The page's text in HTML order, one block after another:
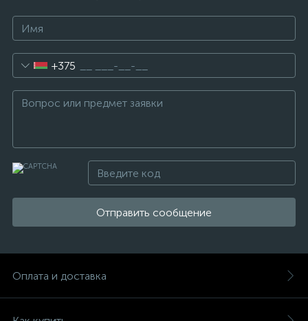
+375
Отправить сообщение
Оплата и доставка